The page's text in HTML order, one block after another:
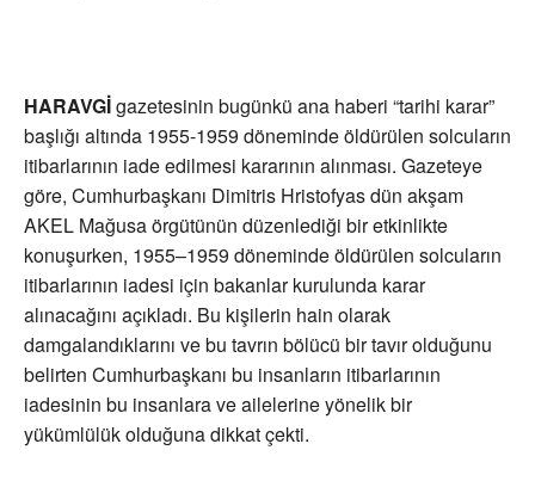
HARAVGİgazetesinin bugünkü ana haberi “tarihi karar”
başlığı altında 1955-1959 döneminde öldürülen solcuların
itibarlarının iade edilmesi kararının alınması. Gazeteye
göre, Cumhurbaşkanı Dimitris Hristofyas dün akşam
AKEL Mağusa örgütünün düzenlediği bir etkinlikte
konuşurken, 1955–1959 döneminde öldürülen solcuların
itibarlarının iadesi için bakanlar kurulunda karar
alınacağını açıkladı. Bu kişilerin hain olarak
damgalandıklarını ve bu tavrın bölücü bir tavır olduğunu
belirten Cumhurbaşkanı bu insanların itibarlarının
iadesinin bu insanlara ve ailelerine yönelik bir
yükümlülük olduğuna dikkat çekti.